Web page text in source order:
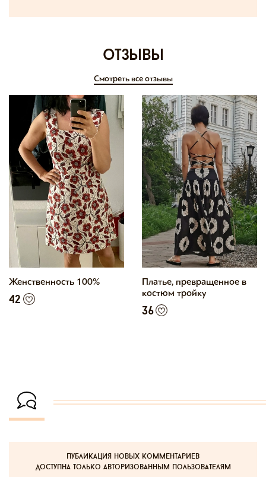
отзывы
Смотреть все отзывы
Женственность 100%
42
Платье, превращенное в
костюм тройку
36
публикация новых комментариев
доступна только авторизованным пользователям